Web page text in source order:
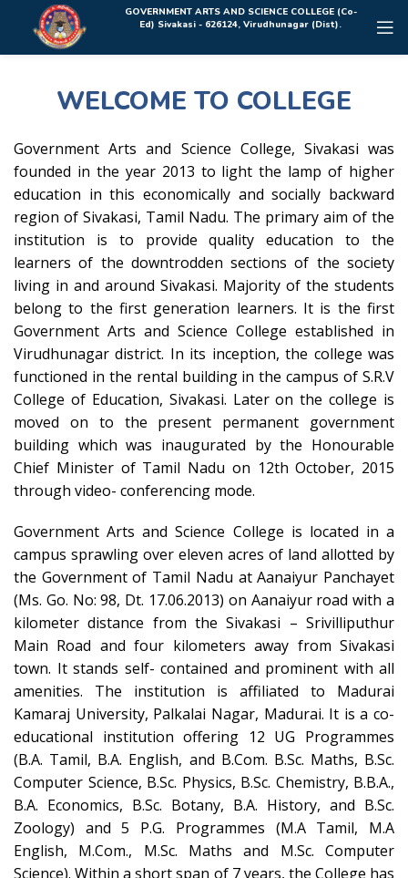
Rolex Replica Uhren DeutschlandGOVERNMENT ARTS AND SCIENCE COLLEGE (Co-
Ed) Sivakasi - 626124, Virudhunagar (Dist).
WELCOME TO COLLEGE
Government Arts and Science College, Sivakasi was
founded in the year 2013 to light the lamp of higher
education in this economically and socially backward
region of Sivakasi, Tamil Nadu. The primary aim of the
institution is to provide quality education to the
learners of the downtrodden sections of the society
living in and around Sivakasi. Majority of the students
belong to the first generation learners. It is the first
Government Arts and Science College established in
Virudhunagar district. In its inception, the college was
functioned in the rental building in the campus of S.R.V
College of Education, Sivakasi. Later on the college is
moved on to the present permanent government
building which was inaugurated by the Honourable
Chief Minister of Tamil Nadu on 12th October, 2015
through video- conferencing mode.
Government Arts and Science College is located in a
campus sprawling over eleven acres of land allotted by
the Government of Tamil Nadu at Aanaiyur Panchayet
(Ms. Go. No: 98, Dt. 17.06.2013) on Aanaiyur road with a
kilometer distance from the Sivakasi – Srivilliputhur
Main Road and four kilometers away from Sivakasi
town. It stands self- contained and prominent with all
amenities. The institution is affiliated to Madurai
Kamaraj University, Palkalai Nagar, Madurai. It is a co-
educational institution offering 12 UG Programmes
(B.A. Tamil, B.A. English, and B.Com. B.Sc. Maths, B.Sc.
Computer Science, B.Sc. Physics, B.Sc. Chemistry, B.B.A.,
B.A. Economics, B.Sc. Botany, B.A. History, and B.Sc.
Zoology) and 5 P.G. Programmes (M.A Tamil, M.A
English, M.Com., M.Sc. Maths and M.Sc. Computer
Science). Within a short span of 7 years, the College has